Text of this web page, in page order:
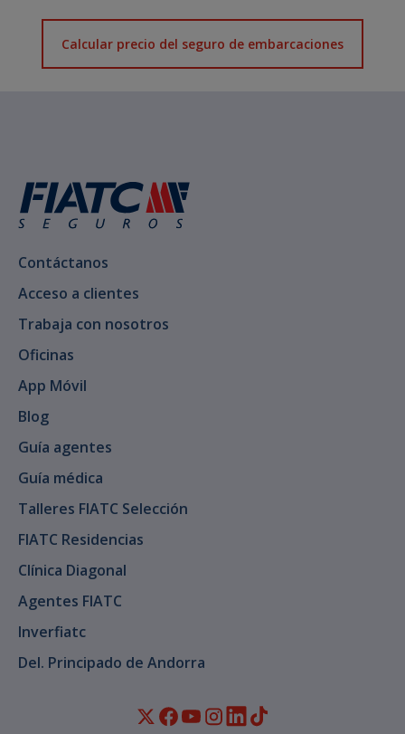
Calcular precio del seguro de embarcaciones
Contáctanos
Acceso a clientes
Trabaja con nosotros
Oficinas
App Móvil
Blog
Guía agentes
Guía médica
Talleres FIATC Selección
FIATC Residencias
Clínica Diagonal
Agentes FIATC
Inverfiatc
Del. Principado de Andorra